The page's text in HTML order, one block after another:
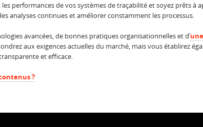
performances de vos systèmes de traçabilité et soyez prêts à
analyses continues et améliorer constamment les processus.
avancées, de bonnes pratiques organisationnelles et d’
aux exigences actuelles du marché, mais vous établirez
et efficace.
?